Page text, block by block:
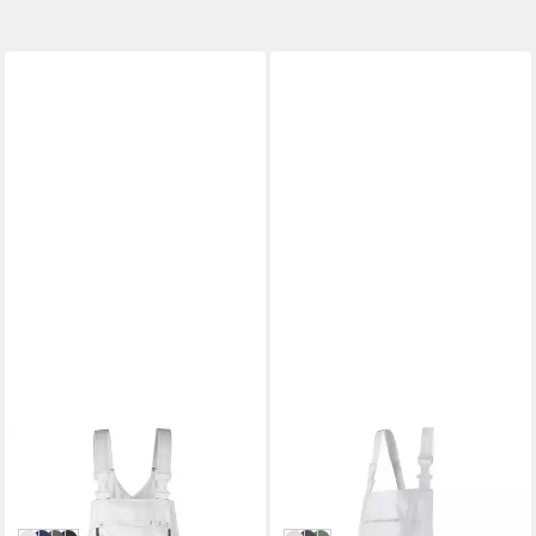
Latzhose Orense
ab 136,19 €
in 7-9 Werktagen bei dir
Latzhose Latzhose Essentials
lieferbar in 2 Wochen